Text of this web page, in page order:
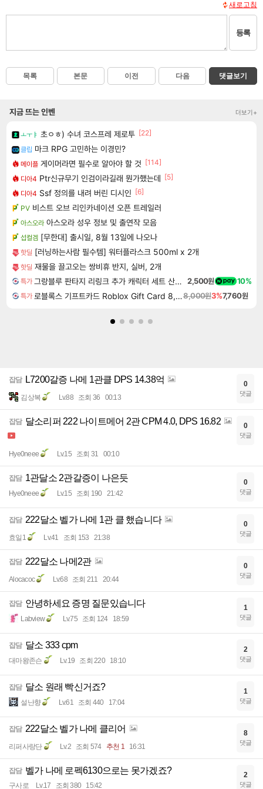
새로고침
등록
목록 본문 이전 다음 댓글보기
지금 뜨는 인벤 더보기+
ㅗㅜㅑ 초ㅇㅎ) 수녀 코스프레 제로투 [22]
클립 마크 RPG 고민하는 이경민?
메이플 게이머라면 필수로 알아야 할 것 [114]
디아4 Ptr신규무기 인검이라길래 뭔가했는데 [5]
디아4 Ssf 정의를 내려 버린 디시인 [6]
PV 비스트 오브 리인카네이션 오픈 트레일러
아스오라 아스오라 성우 정보 및 출연작 모음
섭컬겜 [무한대] 출시일, 8월 13일에 나오나
핫딜 [러닝하는사람 필수템] 워터플라스크 500ml x 2개
핫딜 재물을 끌고오는 쌍비휴 반지, 실버, 2개
특가 그랑블루 판타지 리링크 추가 캐릭터 세트 산달폰 Granblue Fantasy Relink Character Expansion Sandalphon DLC 2,500원 10%
특가 로블록스 기프트카드 Roblox Gift Card 8,000원8,000원3%7,760원
잡담 L7200갈증 나메 1관클 DPS 14.38억
김상복 Lv.88 조회 36 00:13
0
댓글
잡담 달소리퍼 222 나이트메어 2관 CPM 4.0, DPS 16.82
Hye0neee Lv.15 조회 31 00:10
0
댓글
잡담 1관달소 2관갈증이 나은듯
Hye0neee Lv.15 조회 190 21:42
0
댓글
잡담 222달소 벨가 나메 1관 클 했습니다
효일1 Lv.41 조회 153 21:38
0
댓글
잡담 222달소 나메2관
Alocacoc Lv.68 조회 211 20:44
0
댓글
잡담 안녕하세요 증명 질문있습니다
Labview Lv.75 조회 124 18:59
1
댓글
잡담 달소 333 cpm
대마왕존슨 Lv.19 조회 220 18:10
2
댓글
잡담 달소 원래 빡신거죠?
설난향 Lv.61 조회 440 17:04
1
댓글
잡담 222달소 벨가 나메 클리어
리퍼사랑단 Lv.2 조회 574 추천 1 16:31
8
댓글
잡담 벨가 나메 로펙6130으로는 못가겠죠?
구사로 Lv.17 조회 380 15:42
2
댓글